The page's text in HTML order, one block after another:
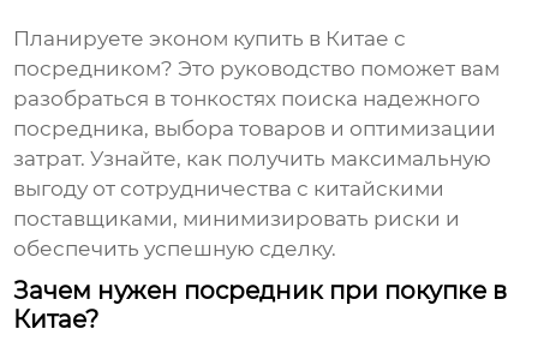
Планируетеэконом купить в Китае с
посредником? Это руководство поможет вам
разобраться в тонкостях поиска надежного
посредника, выбора товаров и оптимизации
затрат. Узнайте, как получить максимальную
выгоду от сотрудничества с китайскими
поставщиками, минимизировать риски и
обеспечить успешную сделку.
Зачем нужен посредник при покупке в
Китае?